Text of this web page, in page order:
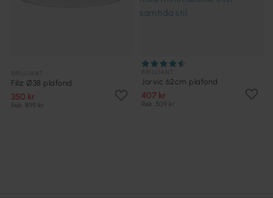
Filiz Ø38 plafond
350 kr
Rek. 899 kr
Jorvic 62cm plafond
407 kr
Rek. 509 kr